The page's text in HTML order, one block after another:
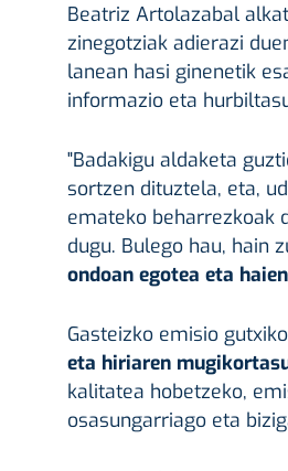
Beatriz Artolazabal
zinegotziak adierazi
lanean hasi ginenetik
informazio eta
"Badakigu aldaketa
sortzen dituztela, eta,
emateko beharrezkoak
dugu. Bulego hau, hain
ondoan egotea eta
Gasteizko emisio
eta hiriaren
kalitatea hobetzeko,
osasungarriago eta